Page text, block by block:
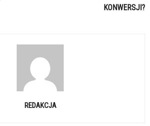
KONWERSJI?
REDAKCJA